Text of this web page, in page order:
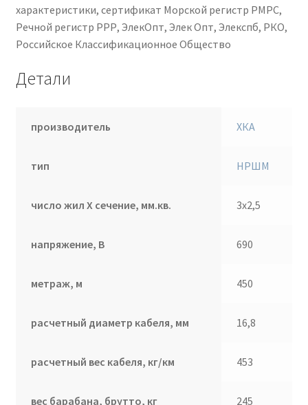
характеристики, сертификат Морской регистр РМРС,
Речной регистр РРР, ЭлекОпт, Элек Опт, Элекспб, РКО,
Российское Классификационное Общество
Детали
производитель ХКА
тип НРШМ
число жил Х сечение, мм.кв. 3х2,5
напряжение, В 690
метраж, м 450
расчетный диаметр кабеля, мм 16,8
расчетный вес кабеля, кг/км 453
вес барабана, брутто, кг 245